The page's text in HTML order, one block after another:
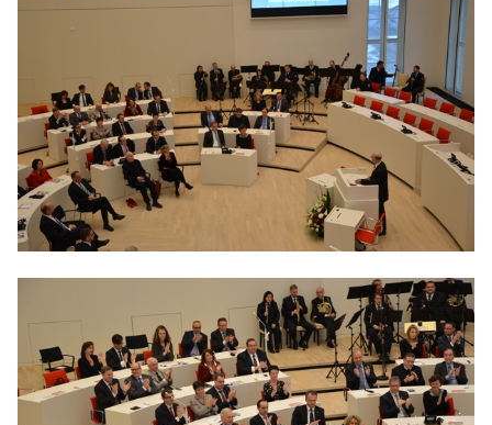
POLITIK
SICHERHEIT UND ZUSAMMENHALT
MITTELSTAND UND INDUSTRIE
BILDUNG
IDENTITÄT
MEINE 10 PUNKTE
PRAKTIKUM
LINKS